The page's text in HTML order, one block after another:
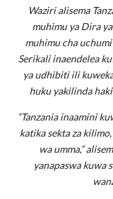
Waziri alisema
muhimu ya Dira
muhimu cha
Serikali inaendelea
ya udhibiti ili
huku yakilinda
“Tanzania inaamini
katika sekta za
wa umma,”
yanapaswa kuwa